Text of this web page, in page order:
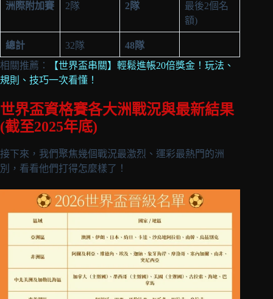
洲際附加賽 2隊 2隊
最後2個名
額)
總計 32隊
48隊
相關推薦：
【世界盃串關】輕鬆進帳20倍獎金！玩法、
規則、技巧一次看懂！
世界盃資格賽各大洲戰況與最新結果
(截至2025年底)
接下來，我們聚焦幾個戰況最激烈、運彩最熱門的洲
別，看看他們打得怎麼樣了！